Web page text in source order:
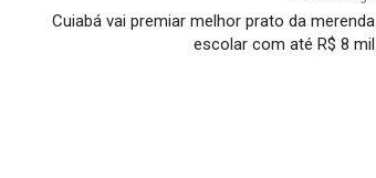
Cuiabá vai premiar melhor prato da merenda
escolar com até R$ 8 mil